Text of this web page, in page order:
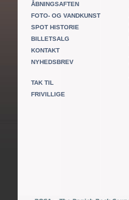
ÅBNINGSAFTEN
FOTO- OG VANDKUNST
SPOT HISTORIE
BILLETSALG
KONTAKT
NYHEDSBREV
TAK TIL
FRIVILLIGE